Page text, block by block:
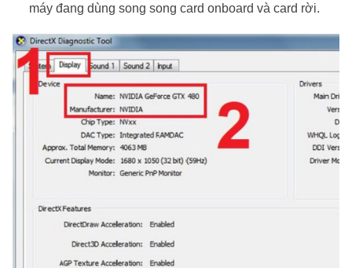
máy đang dùng song song card onboard và card rời.